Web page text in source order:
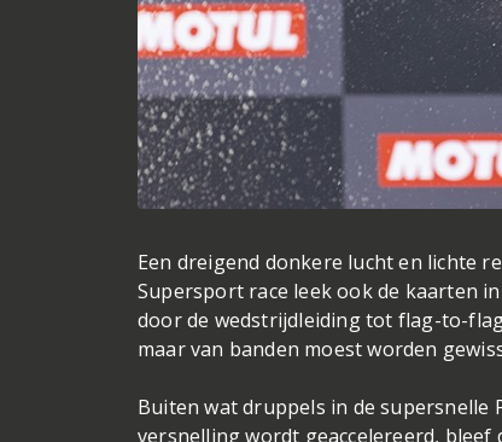
Een dreigend donkere lucht en lichte
Supersport race leek ook de kaarten
door de wedstrijdleiding tot flag-to-
maar van banden moest worden
Buiten wat druppels in de supersnelle
versnelling wordt geaccelereerd,